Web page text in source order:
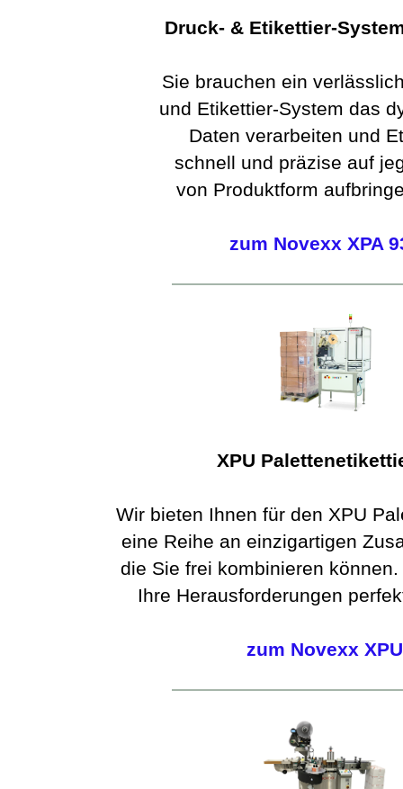
Druck- & Etikettier-
Sie brauchen ein
und Etikettier-System das
Daten verarbeiten und
schnell und präzise auf
von Produktform
zum Novexx XPA
XPU
Wir bieten Ihnen für den XPU
eine Reihe an einzigartigen
die Sie frei kombinieren
Ihre Herausforderungen
zum Novexx XPU